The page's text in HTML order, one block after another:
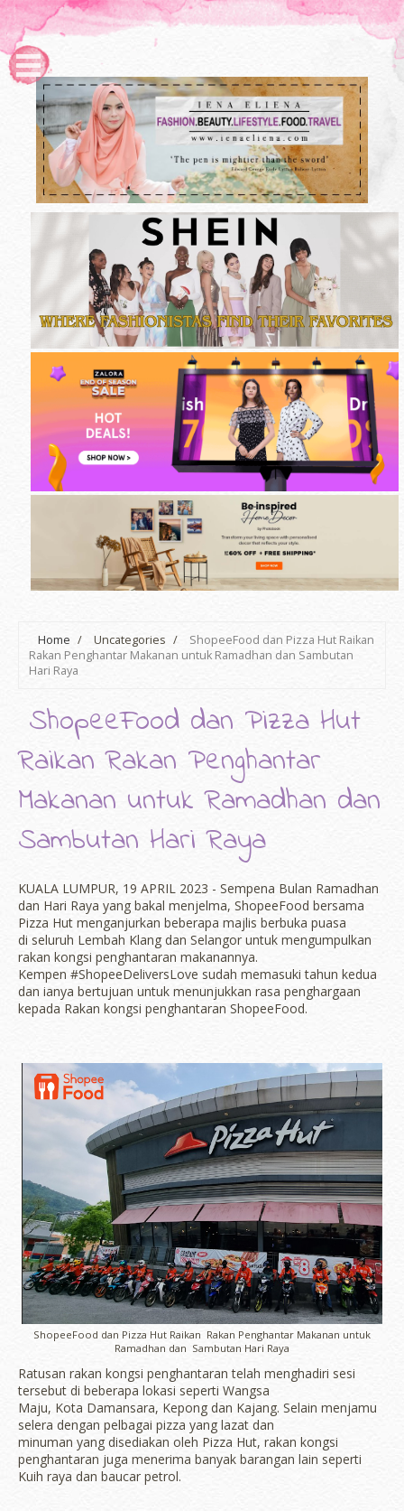
Home / Uncategories /
ShopeeFood dan Pizza Hut Raikan
Rakan Penghantar Makanan untuk Ramadhan dan Sambutan
Hari Raya
ShopeeFood dan Pizza Hut
Raikan Rakan Penghantar
Makanan untuk Ramadhan dan
Sambutan Hari Raya
KUALA LUMPUR, 19 APRIL 2023 - Sempena Bulan Ramadhan
dan Hari Raya yang bakal menjelma, ShopeeFood bersama
Pizza Hut menganjurkan beberapa majlis berbuka puasa
di seluruh Lembah Klang dan Selangor untuk mengumpulkan
rakan kongsi penghantaran makanannya.
Kempen #ShopeeDeliversLove sudah memasuki tahun kedua
dan ianya bertujuan untuk menunjukkan rasa penghargaan
kepada Rakan kongsi penghantaran ShopeeFood.
ShopeeFood dan Pizza Hut Raikan Rakan Penghantar Makanan untuk
Ramadhan dan Sambutan Hari Raya
Ratusan rakan kongsi penghantaran telah menghadiri sesi
tersebut di beberapa lokasi seperti Wangsa
Maju, Kota Damansara, Kepong dan Kajang. Selain menjamu
selera dengan pelbagai pizza yang lazat dan
minuman yang disediakan oleh Pizza Hut, rakan kongsi
penghantaran juga menerima banyak barangan lain seperti
Kuih raya dan baucar petrol.